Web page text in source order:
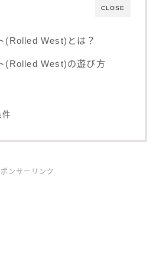
CLOSE
(Rolled West)とは？
(Rolled West)の遊び方
ンサーリンク